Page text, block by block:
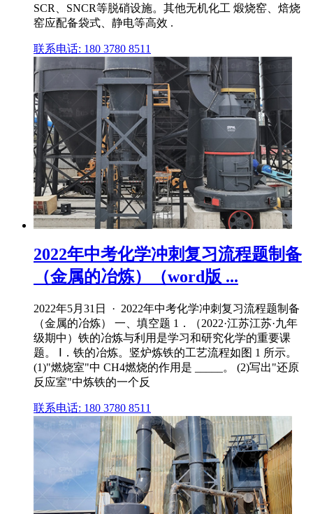
SCR、SNCR等脱硝设施。其他无机化工 煅烧窑、焙烧
窑应配备袋式、静电等高效 .
联系电话: 180 3780 8511
2022年中考化学冲刺复习流程题制备
（金属的冶炼）（word版 ...
2022年5月31日 · 2022年中考化学冲刺复习流程题制备
（金属的冶炼） 一、填空题 1．（2022·江苏江苏·九年
级期中）铁的冶炼与利用是学习和研究化学的重要课
题。 Ⅰ．铁的冶炼。竖炉炼铁的工艺流程如图 1 所示。
(1)"燃烧室"中 CH4燃烧的作用是 _____。 (2)写出"还原
反应室"中炼铁的一个反
联系电话: 180 3780 8511